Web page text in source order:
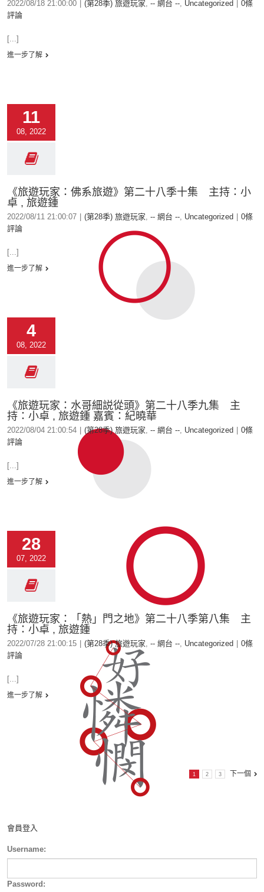
2022/08/18 21:00:00 (第28季) 旅遊玩家, -- 網台 --, Uncategorized
0條
評論
[...]
進一步了解
11
08, 2022
《旅遊玩家：佛系旅遊》第二十八季十集 主持：小
卓 , 旅遊鍾
2022/08/11 21:00:07 (第28季) 旅遊玩家, -- 網台 --, Uncategorized
0條
評論
[...]
進一步了解
4
08, 2022
《旅遊玩家：水哥細説從頭》第二十八季九集 主
持：小卓 , 旅遊鍾 嘉賓：紀曉華
2022/08/04 21:00:54 (第28季) 旅遊玩家, -- 網台 --, Uncategorized
0條
評論
[...]
進一步了解
28
07, 2022
《旅遊玩家：「熱」門之地》第二十八季第八集 主
持：小卓 , 旅遊鍾
2022/07/28 21:00:15 (第28季) 旅遊玩家, -- 網台 --, Uncategorized
0條
評論
[...]
進一步了解
1 2 3 下一個
會員登入
Username:
Password: